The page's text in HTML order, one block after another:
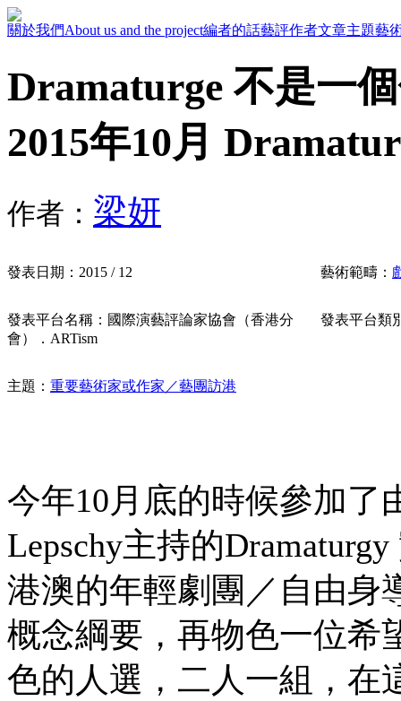
關於我們About us and the project編者的話藝評作者文章主題藝
Dramaturge 不是一
2015年10月
作者： 梁妍
發表日期： 2015 / 12 藝術範疇：
發表平台名稱： 國際演藝評論家協會（香港分
會）．ARTism
發表平台類
主題： 重要藝術家或作家／藝團訪港
今年10月底的時候參加了
Lepschy主持的
港澳的年輕劇團／自由身
概念綱要，再物色一位希
色的人選，二人一組，在